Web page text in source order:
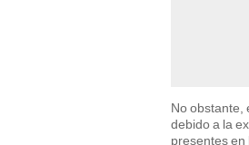
No obstante,
debido a la
presentes en